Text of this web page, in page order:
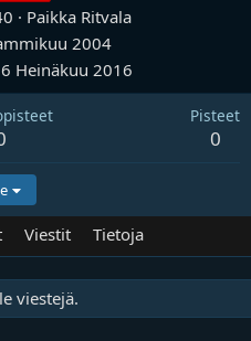
· Paikka Ritvala
2004
Heinäkuu 2016
Pisteet
0
Viestit Tietoja
viestejä.